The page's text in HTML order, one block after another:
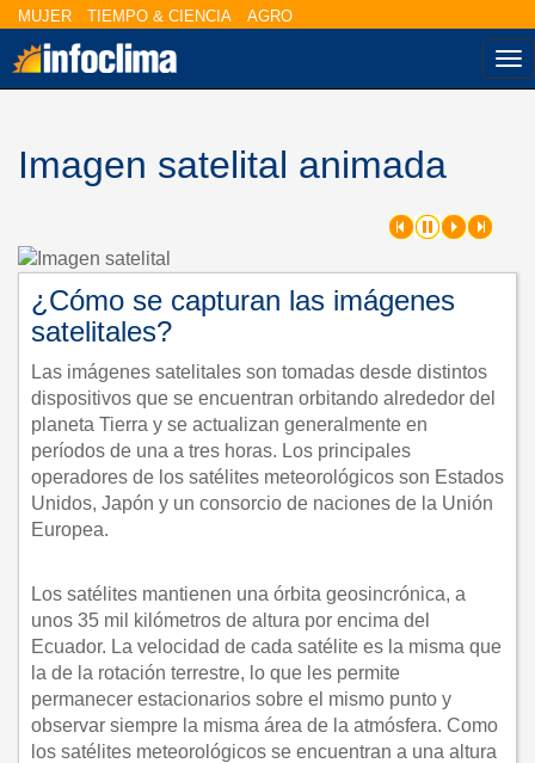
MUJER TIEMPO & CIENCIA AGRO
Imagen satelital animada
¿Cómo se capturan las imágenes
satelitales?
Las imágenes satelitales son tomadas desde distintos
dispositivos que se encuentran orbitando alrededor del
planeta Tierra y se actualizan generalmente en
períodos de una a tres horas. Los principales
operadores de los satélites meteorológicos son Estados
Unidos, Japón y un consorcio de naciones de la Unión
Europea.
Los satélites mantienen una órbita geosincrónica, a
unos 35 mil kilómetros de altura por encima del
Ecuador. La velocidad de cada satélite es la misma que
la de la rotación terrestre, lo que les permite
permanecer estacionarios sobre el mismo punto y
observar siempre la misma área de la atmósfera. Como
los satélites meteorológicos se encuentran a una altura